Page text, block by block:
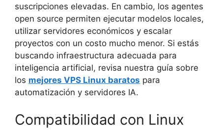
suscripciones elevadas. En cambio, los agentes
open source permiten ejecutar modelos locales,
utilizar servidores económicos y escalar
proyectos con un costo mucho menor. Si estás
buscando infraestructura adecuada para
inteligencia artificial, revisa nuestra guía sobre
los mejores VPS Linux baratos para
automatización y servidores IA.
Compatibilidad con Linux